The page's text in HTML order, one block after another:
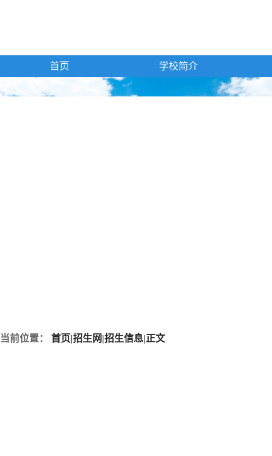
首页 学校简介
当前位置： 首页|招生网|招生信息|正文